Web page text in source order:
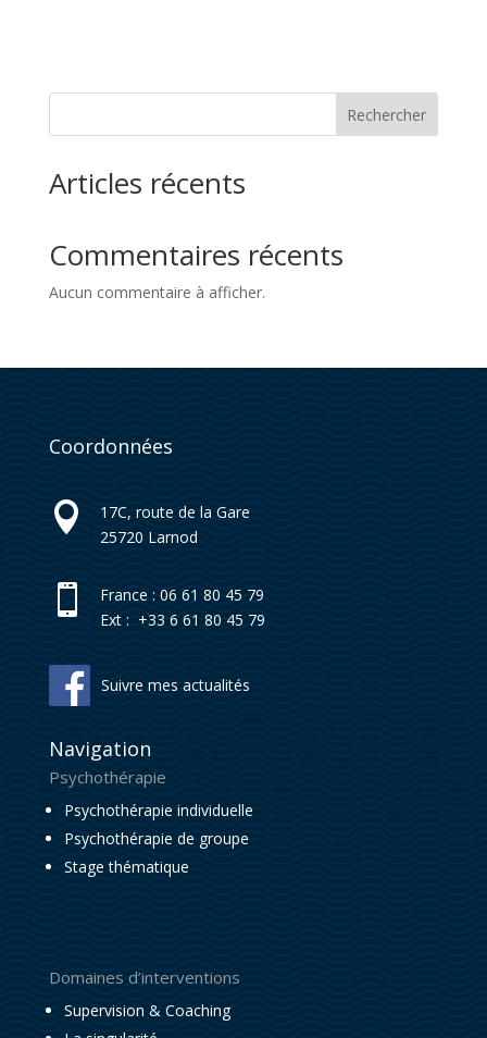
Rechercher
Articles récents
Commentaires récents
Aucun commentaire à afficher.
Coordonnées

17C, route de la Gare
25720 Larnod

France : 06 61 80 45 79
Ext : +33 6 61 80 45 79
Suivre mes actualités
Navigation
Psychothérapie
Psychothérapie individuelle
Psychothérapie de groupe
Stage thématique
Domaines d’interventions
Supervision & Coaching